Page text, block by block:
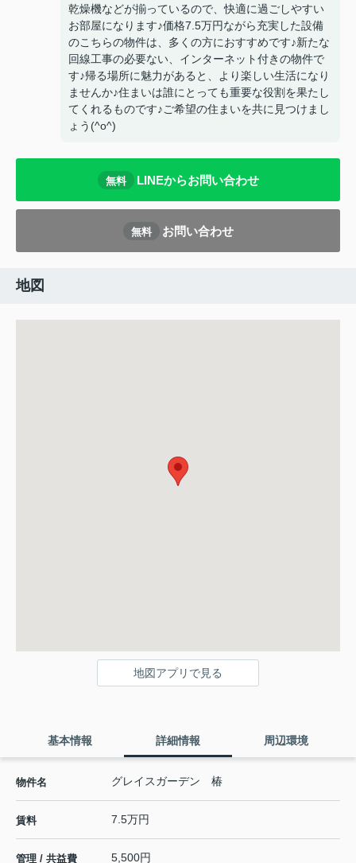
乾燥機などが揃っているので、快適に過ごしやすい
お部屋になります♪価格7.5万円ながら充実した設備
のこちらの物件は、多くの方におすすめです♪新たな
回線工事の必要ない、インターネット付きの物件で
す♪帰る場所に魅力があると、より楽しい生活になり
ませんか♪住まいは誰にとっても重要な役割を果たし
てくれるものです♪ご希望の住まいを共に見つけまし
ょう(^o^)
無料 LINEからお問い合わせ
無料 お問い合わせ
地図
地図アプリで見る
基本情報 詳細情報 周辺環境
物件名 グレイスガーデン 椿
賃料 7.5万円
管理 / 共益費 5,500円